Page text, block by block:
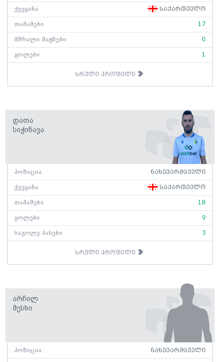
ქვეყანა საქართველო
თამაშები 17
მშრალი მატჩები 0
გოლები 1
სრული პროფილი
Დათა
Სიჭინავა
პოზიცია ნახევარმცველი
ქვეყანა საქართველო
თამაშები 18
გოლები 9
საგოლე პასები 3
სრული პროფილი
Არჩილ
Მესხი
პოზიცია ნახევარმცველი